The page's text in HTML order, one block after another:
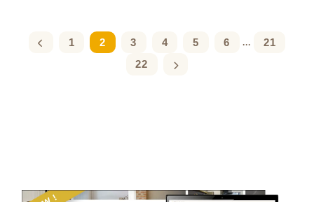
1 2 3 4 5 6 ...
21
22